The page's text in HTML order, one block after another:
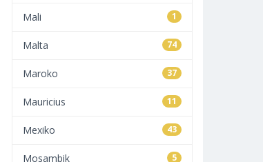
1
Mali
74
Malta
37
Maroko
11
Mauricius
43
Mexiko
5
Mosambik